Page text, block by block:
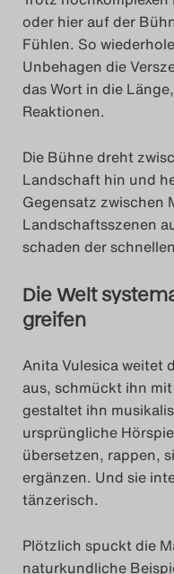
oder hier auf der
Fühlen. So
Unbehagen die
das Wort in die
Reaktionen.
Die Bühne dreht
Landschaft hin und
Gegensatz zwischen
Landschaftsszenen
schaden der
Die Welt
greifen
Anita Vulesica weitet
aus, schmückt ihn
gestaltet ihn
ursprüngliche
übersetzen, rappen,
ergänzen. Und sie
tänzerisch.
Plötzlich spuckt die
naturkundliche